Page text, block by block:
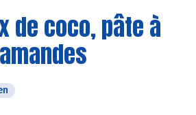
de coco, pâte à